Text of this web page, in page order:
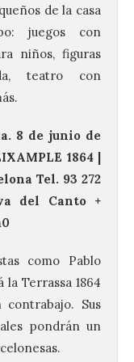
de la casa
juegos con
niños, figuras
teatro con
8 de junio de
1864 |
Tel. 93 272
del Canto +
como Pablo
Terrassa 1864
Sus
pondrán un